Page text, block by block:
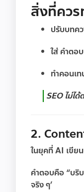
สิ่งที่ควร
ปรับบทค
ใส่ คำตอ
ทำคอนเ
SEO ไม่ไ
2.
ในยุคที่ AI เขีย
คำตอบคือ “บริ
จริง ๆ’